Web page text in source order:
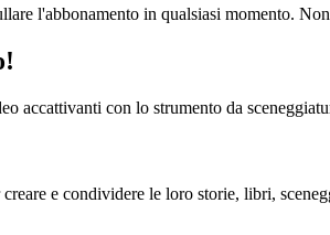
l'abbonamento in qualsiasi momento.
accattivanti con lo strumento da
e condividere le loro storie, libri,